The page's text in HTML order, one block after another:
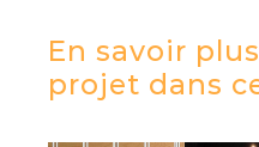
En savoir
projet dans